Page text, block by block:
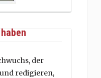
der
redigieren,